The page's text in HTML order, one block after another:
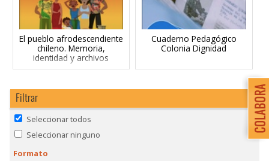
El pueblo afrodescendiente
chileno. Memoria,
identidad y archivos
Cuaderno Pedagógico
Colonia Dignidad
Filtrar
Seleccionar todos
Seleccionar ninguno
Formato